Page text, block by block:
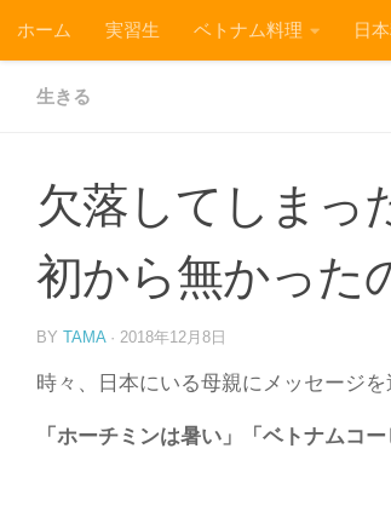
コンテンツへスキップ
ホーム 実習生 ベトナム料理 日
生きる
欠落してしまっ
初から無かった
BY TAMA · 2018年12月8日
時々、日本にいる母親にメッセージを
「ホーチミンは暑い」「ベトナムコー